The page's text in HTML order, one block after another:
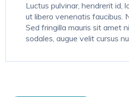
Luctus pulvinar, hendrerit id,
ut libero venenatis faucibus.
Sed fringilla mauris sit amet
sodales, augue velit cursus